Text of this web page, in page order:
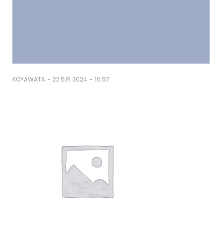
KOYAWATA - 22 5月 2024 - 10:57